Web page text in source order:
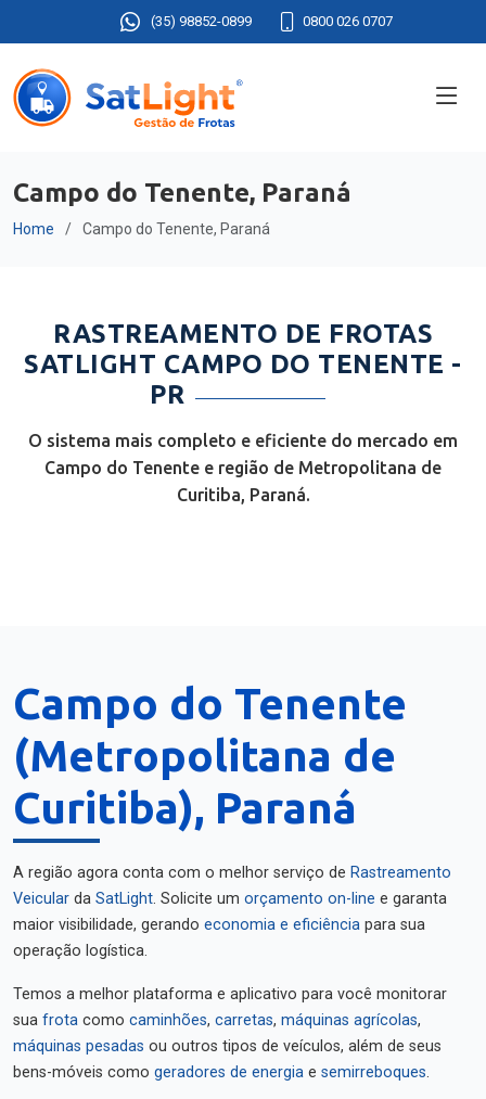
(35) 98852-0899 0800 026 0707
Campo do Tenente, Paraná
Home Campo do Tenente, Paraná
RASTREAMENTO DE FROTAS
SATLIGHT CAMPO DO TENENTE -
PR
O sistema mais completo e eficiente do mercado em
Campo do Tenente e região de Metropolitana de
Curitiba, Paraná.
Campo do Tenente
(Metropolitana de
Curitiba), Paraná
A região agora conta com o melhor serviço de Rastreamento
Veicular da SatLight. Solicite um orçamento on-line e garanta
maior visibilidade, gerando economia e eficiência para sua
operação logística.
Temos a melhor plataforma e aplicativo para você monitorar
sua frota como caminhões, carretas, máquinas agrícolas,
máquinas pesadas ou outros tipos de veículos, além de seus
bens-móveis como geradores de energia e semirreboques.